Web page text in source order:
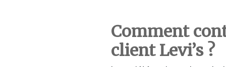
Comment
client Levi’s ?